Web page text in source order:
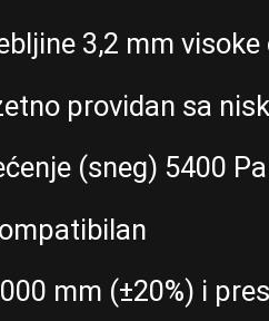
3,2 mm
providan sa
(sneg) 5400
mm (±20%) i